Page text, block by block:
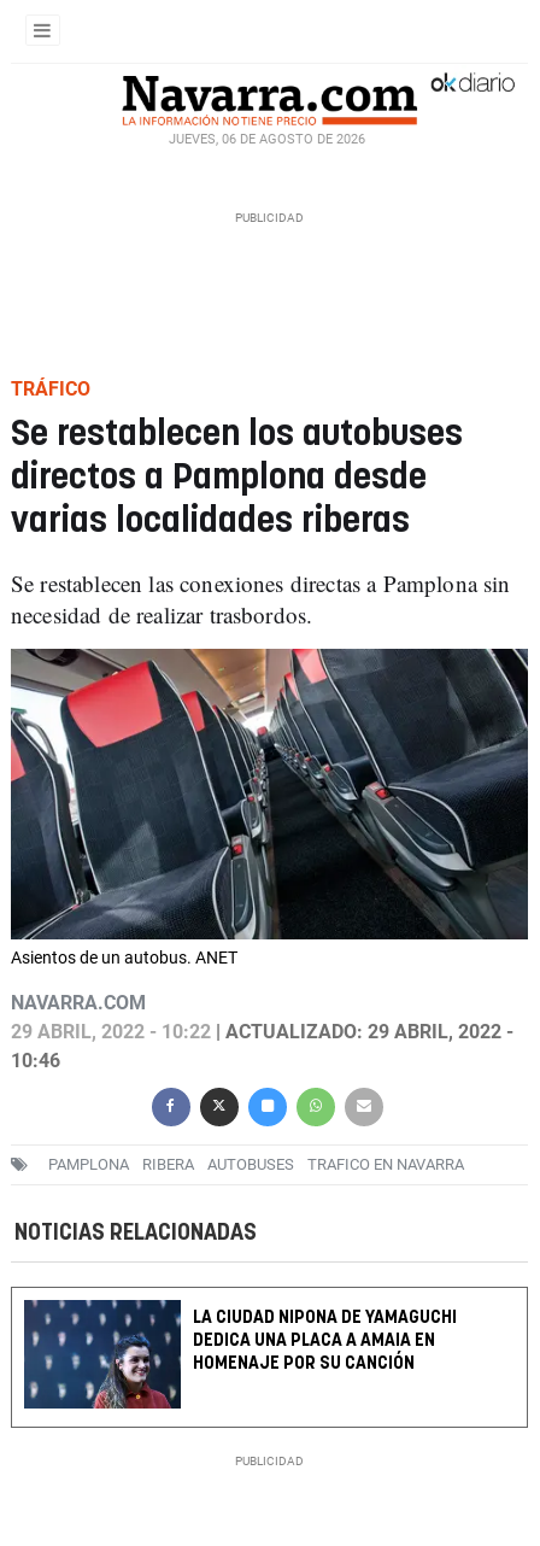
JUEVES, 06 DE AGOSTO DE 2026
TRÁFICO
Se restablecen los autobuses
directos a Pamplona desde
varias localidades riberas
Se restablecen las conexiones directas a Pamplona sin
necesidad de realizar trasbordos.
Asientos de un autobus. ANET
NAVARRA.COM
29 ABRIL, 2022 - 10:22 | ACTUALIZADO: 29 ABRIL, 2022 -
10:46
PAMPLONA RIBERA AUTOBUSES TRAFICO EN NAVARRA
NOTICIAS RELACIONADAS
LA CIUDAD NIPONA DE YAMAGUCHI
DEDICA UNA PLACA A AMAIA EN
HOMENAJE POR SU CANCIÓN